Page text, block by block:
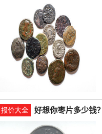
报价大全 好想你枣片多少钱？